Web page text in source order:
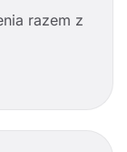
razem z